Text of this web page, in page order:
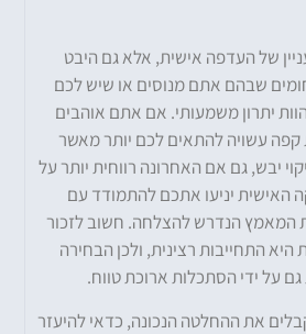
של העדפה אישית, אלא גם היבט
שבהם אתם מנוסים או שיש לכם
יתרון משמעותי. אם אתם אוהבים
עשויה להתאים לכם יותר מאשר
יבש, גם אם האחרונה רווחית יותר על
האישית יניעו אתכם להתמודד עם
הנדרש להצלחה. חשוב לזכור
התחייבות רצינית, ולכן הבחירה
על ידי הסתכלות ארוכת טווח.
את ההחלטה הנכונה, כדאי להיעזר